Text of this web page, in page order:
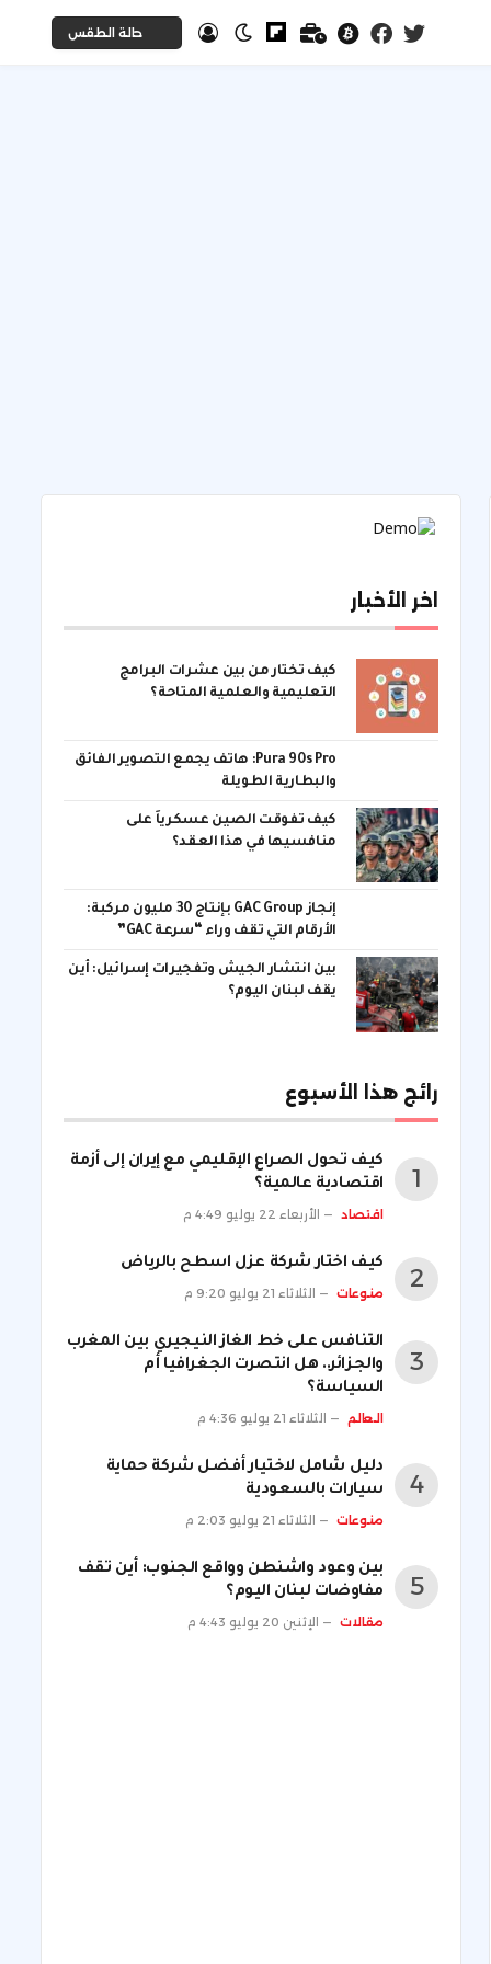
حالة الطقس
اخر الأخبار
كيف تختار من بين عشرات البرامج
التعليمية والعلمية المتاحة؟
Pura 90s Pro: هاتف يجمع التصوير الفائق
والبطارية الطويلة
كيف تفوقت الصين عسكرياً على
منافسيها في هذا العقد؟
إنجاز GAC Group بإنتاج 30 مليون مركبة:
الأرقام التي تقف وراء “سرعة GAC”
بين انتشار الجيش وتفجيرات إسرائيل: أين
يقف لبنان اليوم؟
رائج هذا الأسبوع
كيف تحول الصراع الإقليمي مع إيران إلى أزمة
اقتصادية عالمية؟
اقتصاد الأربعاء 22 يوليو 4:49 م
كيف اختار شركة عزل اسطح بالرياض
منوعات الثلاثاء 21 يوليو 9:20 م
التنافس على خط الغاز النيجيري بين المغرب
والجزائر.. هل انتصرت الجغرافيا أم
السياسة؟
العالم الثلاثاء 21 يوليو 4:36 م
دليل شامل لاختيار أفضل شركة حماية
سيارات بالسعودية
منوعات الثلاثاء 21 يوليو 2:03 م
بين وعود واشنطن وواقع الجنوب: أين تقف
مفاوضات لبنان اليوم؟
مقالات الإثنين 20 يوليو 4:43 م